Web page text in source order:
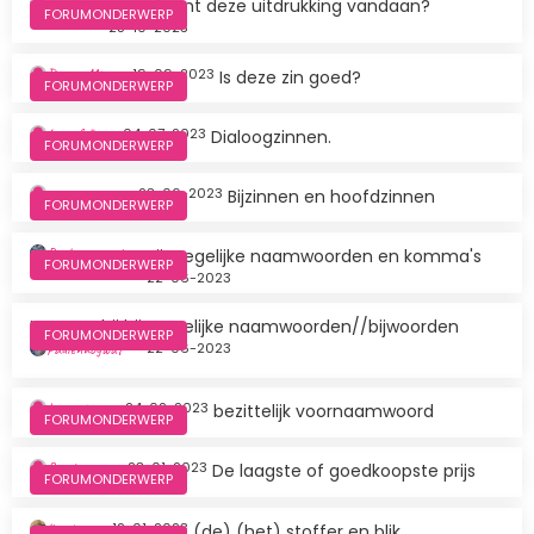
FORUMONDERWERPWaar komt deze uitdrukking vandaan?
25-10-2023
FORUMONDERWERP Is deze zin goed?
Dimar Min 19-09-2023
FORUMONDERWERP Dialoogzinnen.
Lmarfella 04-07-2023
FORUMONDERWERP Bijzinnen en hoofdzinnen
anoonomiem 23-06-2023
FORUMONDERWERPBijvoegelijke naamwoorden en komma's
Paulennogwat
22-06-2023
FORUMONDERWERP
Komma bij bijvoegelijke naamwoorden//bijwoorden
Paulennogwat 22-06-2023
FORUMONDERWERP bezittelijk voornaamwoord
krisss126 24-02-2023
FORUMONDERWERP De laagste of goedkoopste prijs
Basdemax 23-01-2023
lkruijsw 12-01-2023